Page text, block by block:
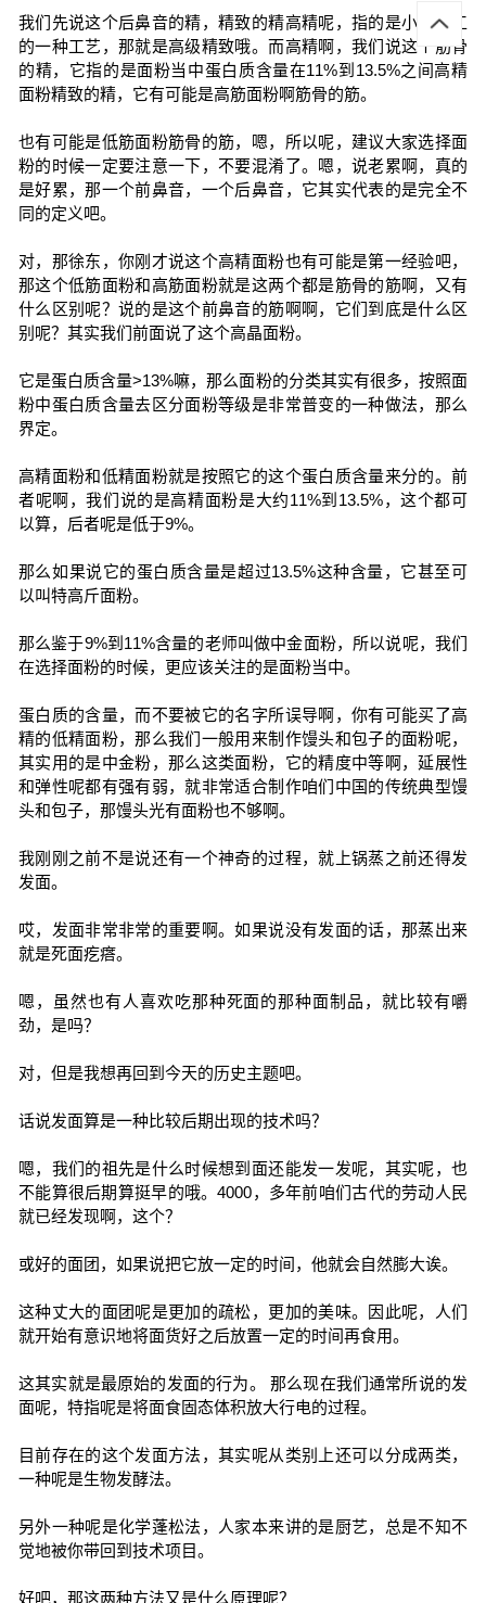
我们先说这个后鼻音的精，精致的精高精呢，指的是小麦加工
的一种工艺，那就是高级精致哦。而高精啊，我们说这个筋骨
的精，它指的是面粉当中蛋白质含量在11%到13.5%之间高精
面粉精致的精，它有可能是高筋面粉啊筋骨的筋。
也有可能是低筋面粉筋骨的筋，嗯，所以呢，建议大家选择面
粉的时候一定要注意一下，不要混淆了。嗯，说老累啊，真的
是好累，那一个前鼻音，一个后鼻音，它其实代表的是完全不
同的定义吧。
对，那徐东，你刚才说这个高精面粉也有可能是第一经验吧，
那这个低筋面粉和高筋面粉就是这两个都是筋骨的筋啊，又有
什么区别呢？说的是这个前鼻音的筋啊啊，它们到底是什么区
别呢？其实我们前面说了这个高晶面粉。
它是蛋白质含量>13%嘛，那么面粉的分类其实有很多，按照面
粉中蛋白质含量去区分面粉等级是非常普变的一种做法，那么
界定。
高精面粉和低精面粉就是按照它的这个蛋白质含量来分的。前
者呢啊，我们说的是高精面粉是大约11%到13.5%，这个都可
以算，后者呢是低于9%。
那么如果说它的蛋白质含量是超过13.5%这种含量，它甚至可
以叫特高斤面粉。
那么鉴于9%到11%含量的老师叫做中金面粉，所以说呢，我们
在选择面粉的时候，更应该关注的是面粉当中。
蛋白质的含量，而不要被它的名字所误导啊，你有可能买了高
精的低精面粉，那么我们一般用来制作馒头和包子的面粉呢，
其实用的是中金粉，那么这类面粉，它的精度中等啊，延展性
和弹性呢都有强有弱，就非常适合制作咱们中国的传统典型馒
头和包子，那馒头光有面粉也不够啊。
我刚刚之前不是说还有一个神奇的过程，就上锅蒸之前还得发
发面。
哎，发面非常非常的重要啊。如果说没有发面的话，那蒸出来
就是死面疙瘩。
嗯，虽然也有人喜欢吃那种死面的那种面制品，就比较有嚼
劲，是吗？
对，但是我想再回到今天的历史主题吧。
话说发面算是一种比较后期出现的技术吗？
嗯，我们的祖先是什么时候想到面还能发一发呢，其实呢，也
不能算很后期算挺早的哦。4000，多年前咱们古代的劳动人民
就已经发现啊，这个？
或好的面团，如果说把它放一定的时间，他就会自然膨大诶。
这种丈大的面团呢是更加的疏松，更加的美味。因此呢，人们
就开始有意识地将面货好之后放置一定的时间再食用。
这其实就是最原始的发面的行为。 那么现在我们通常所说的发
面呢，特指呢是将面食固态体积放大行电的过程。
目前存在的这个发面方法，其实呢从类别上还可以分成两类，
一种呢是生物发酵法。
另外一种呢是化学蓬松法，人家本来讲的是厨艺，总是不知不
觉地被你带回到技术项目。
好吧，那这两种方法又是什么原理呢？